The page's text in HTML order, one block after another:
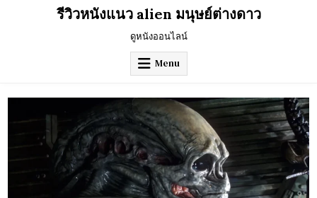
รีวิวหนังแนว alien มนุษย์ต่างดาว
ดูหนังออนไลน์
Menu